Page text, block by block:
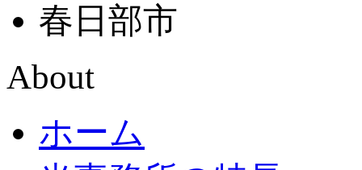
春日部市
About
ホーム